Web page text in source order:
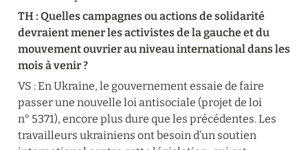
TH : Quelles campagnes ou actions de solidarité
devraient mener les activistes de la gauche et du
mouvement ouvrier au niveau international dans les
mois à venir ?
VS : En Ukraine, le gouvernement essaie de faire
passer une nouvelle loi antisociale (projet de loi
n° 5371), encore plus dure que les précédentes. Les
travailleurs ukrainiens ont besoin d’un soutien